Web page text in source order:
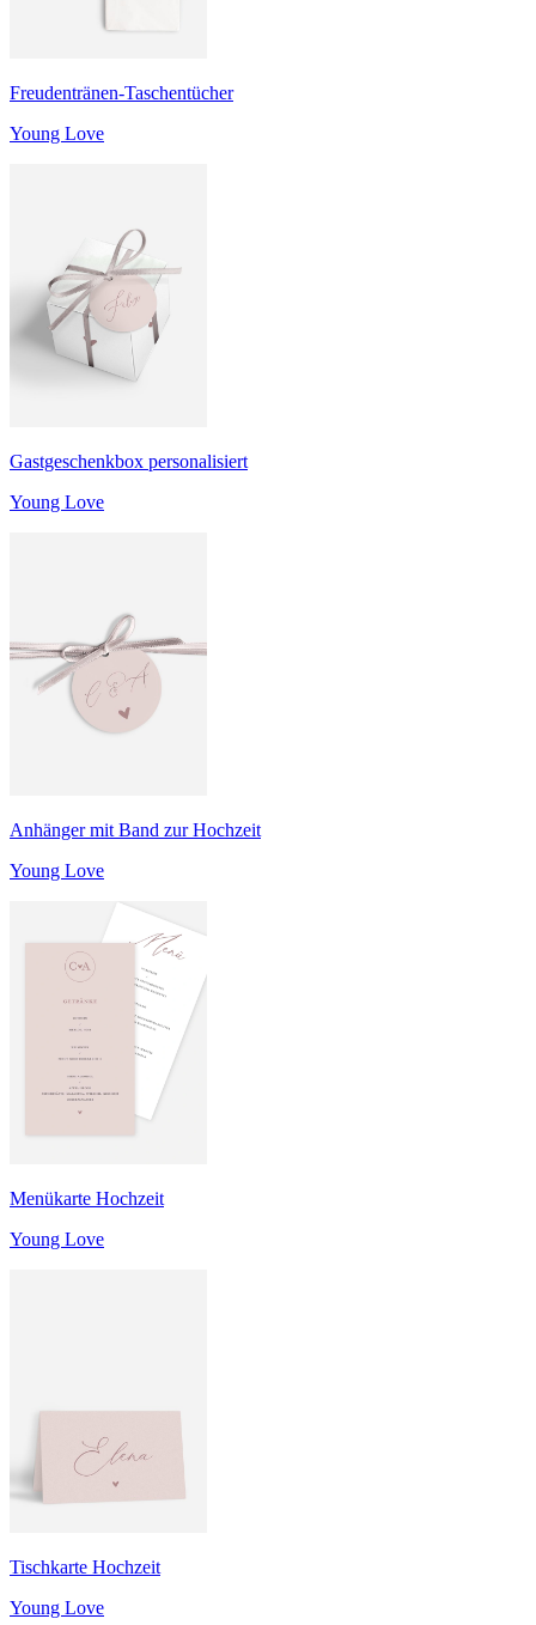
Freudentränen-Taschentücher
Young Love
Gastgeschenkbox personalisiert
Young Love
Anhänger mit Band zur Hochzeit
Young Love
Menükarte Hochzeit
Young Love
Tischkarte Hochzeit
Young Love